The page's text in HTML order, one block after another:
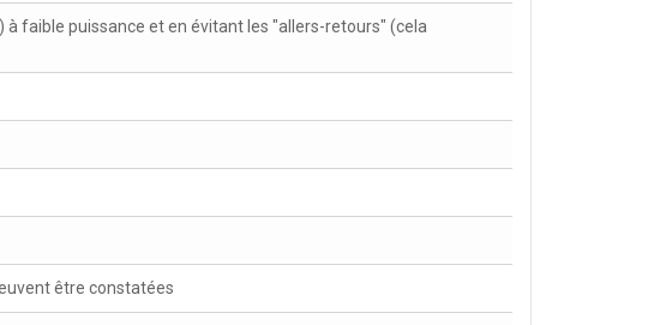
faible puissance et en évitant les "allers-retours" (cela
être constatées